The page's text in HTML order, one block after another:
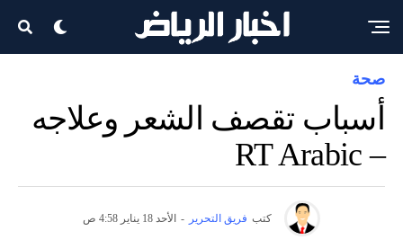
صحة
أسباب تقصف الشعر وعلاجه
– RT Arabic
كتب فريق التحرير - الأحد 18 يناير 4:58 ص